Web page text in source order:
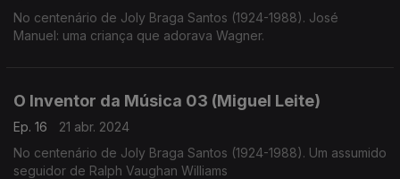
No centenário de Joly Braga Santos (1924-1988). José
Manuel: uma criança que adorava Wagner.
O Inventor da Música 03 (Miguel Leite)
Ep. 16
21 abr. 2024
No centenário de Joly Braga Santos (1924-1988). Um assumido
seguidor de Ralph Vaughan Williams